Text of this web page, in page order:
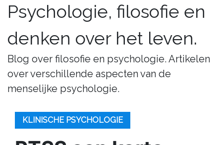
Psychologie, filosofie en
denken over het leven.
Blog over filosofie en psychologie. Artikelen
over verschillende aspecten van de
menselijke psychologie.
KLINISCHE PSYCHOLOGIE